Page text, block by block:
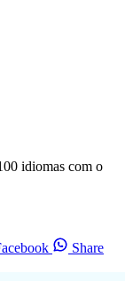
idiomas com o
Share